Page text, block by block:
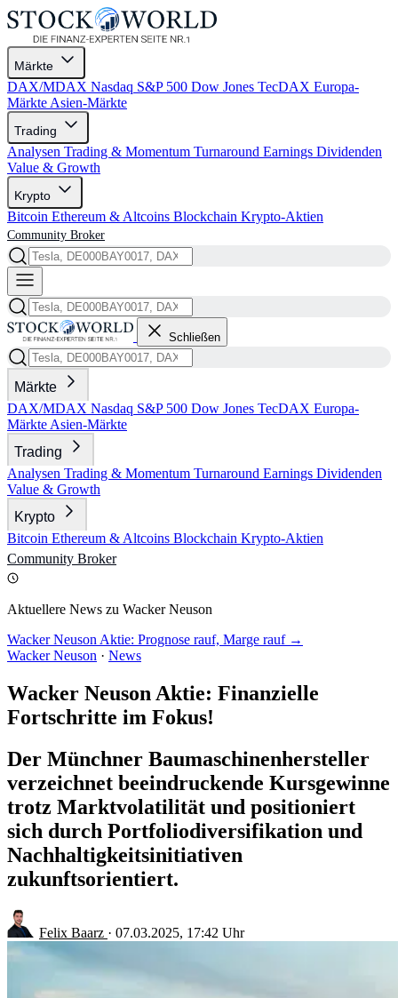
Märkte
DAX/MDAX Nasdaq S&P 500 Dow Jones TecDAX Europa-
Märkte Asien-Märkte
Trading
Analysen Trading & Momentum Turnaround Earnings Dividenden
Value & Growth
Krypto
Bitcoin Ethereum & Altcoins Blockchain Krypto-Aktien
Community Broker
Schließen
Märkte
DAX/MDAX Nasdaq S&P 500 Dow Jones TecDAX Europa-
Märkte Asien-Märkte
Trading
Analysen Trading & Momentum Turnaround Earnings Dividenden
Value & Growth
Krypto
Bitcoin Ethereum & Altcoins Blockchain Krypto-Aktien
Community Broker
Aktuellere News zu Wacker Neuson
Wacker Neuson Aktie: Prognose rauf, Marge rauf →
Wacker Neuson · News
Wacker Neuson Aktie: Finanzielle
Fortschritte im Fokus!
Der Münchner Baumaschinenhersteller
verzeichnet beeindruckende Kursgewinne
trotz Marktvolatilität und positioniert
sich durch Portfoliodiversifikation und
Nachhaltigkeitsinitiativen
zukunftsorientiert.
Felix Baarz · 07.03.2025, 17:42 Uhr